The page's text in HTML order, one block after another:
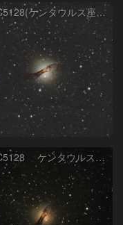
NGC5128(ケンタウルス座A）
NGC5128 ケンタウルス座A